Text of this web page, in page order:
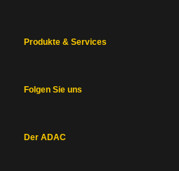
Produkte & Services
Folgen Sie uns
Der ADAC